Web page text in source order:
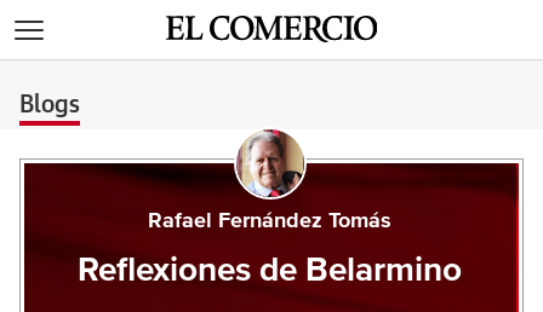
Blogs
Rafael Fernández Tomás
Reflexiones de Belarmino